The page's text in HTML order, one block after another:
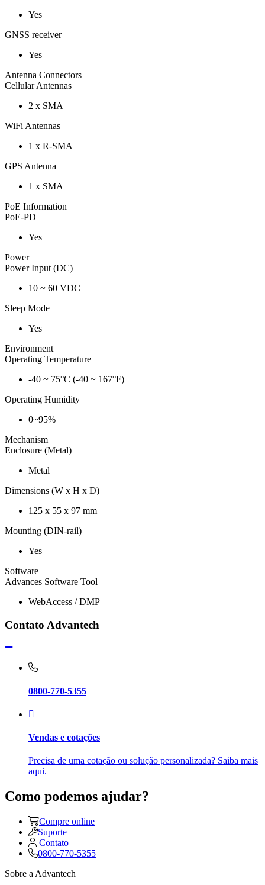
Yes
GNSS receiver
Yes
Antenna Connectors
Cellular Antennas
2 x SMA
WiFi Antennas
1 x R-SMA
GPS Antenna
1 x SMA
PoE Information
PoE-PD
Yes
Power
Power Input (DC)
10 ~ 60 VDC
Sleep Mode
Yes
Environment
Operating Temperature
-40 ~ 75°C (-40 ~ 167°F)
Operating Humidity
0~95%
Mechanism
Enclosure (Metal)
Metal
Dimensions (W x H x D)
125 x 55 x 97 mm
Mounting (DIN-rail)
Yes
Software
Advances Software Tool
WebAccess / DMP
Contato Advantech
0800-770-5355
Vendas e cotações
Precisa de uma cotação ou solução personalizada? Saiba mais
aqui.
Como podemos ajudar?
Compre online
Suporte
Contato
0800-770-5355
Sobre a Advantech